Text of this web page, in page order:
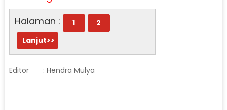
Halaman :
1
2
Lanjut>>
Editor : Hendra Mulya